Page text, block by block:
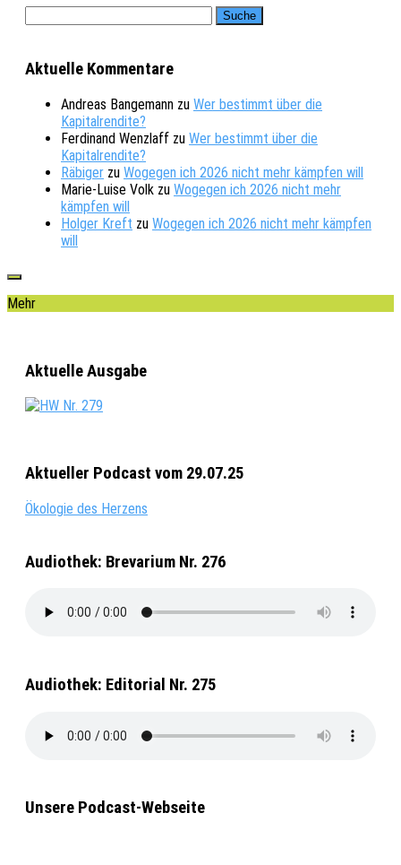
Aktuelle Kommentare
Andreas Bangemann zu Wer bestimmt über die
Kapitalrendite?
Ferdinand Wenzlaff zu Wer bestimmt über die
Kapitalrendite?
Räbiger zu Wogegen ich 2026 nicht mehr kämpfen will
Marie-Luise Volk zu Wogegen ich 2026 nicht mehr
kämpfen will
Holger Kreft zu Wogegen ich 2026 nicht mehr kämpfen
will
Mehr
Aktuelle Ausgabe
Aktueller Podcast vom 29.07.25
Ökologie des Herzens
Audiothek: Brevarium Nr. 276
Audiothek: Editorial Nr. 275
Unsere Podcast-Webseite